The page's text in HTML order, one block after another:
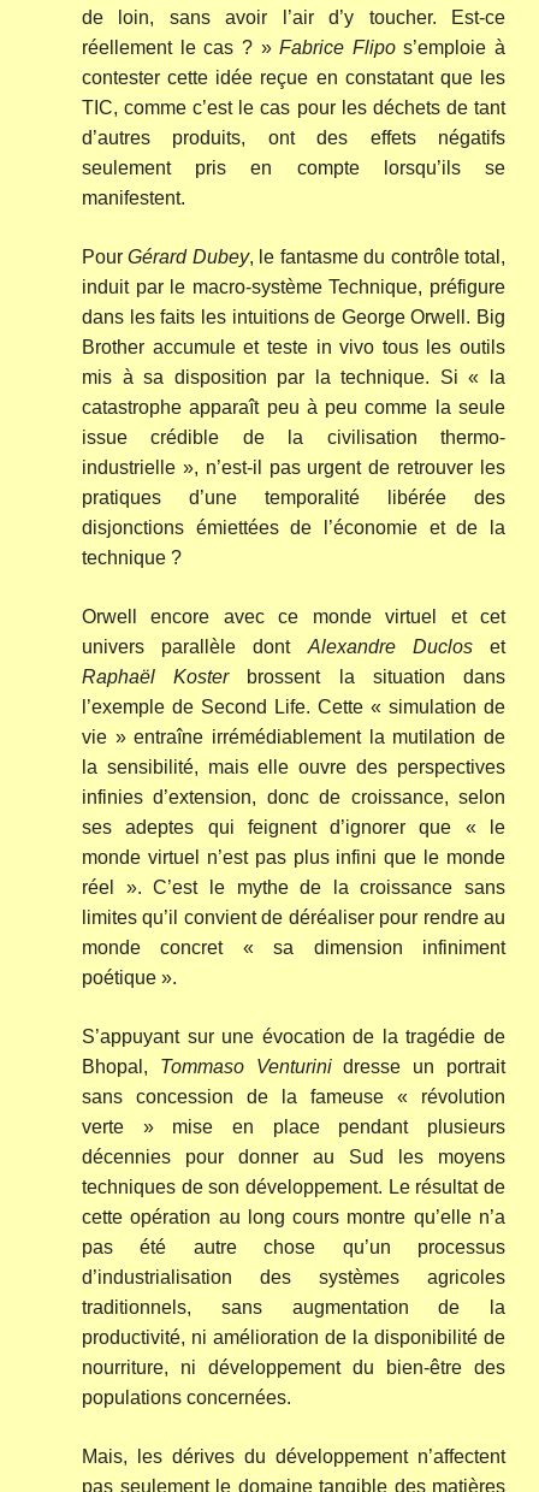
de loin, sans avoir l’air d’y toucher. Est-ce
réellement le cas ? »Fabrice Flipos’emploie à
contester cette idée reçue en constatant que les
TIC, comme c’est le cas pour les déchets de tant
d’autres produits, ont des effets négatifs
seulement pris en compte lorsqu’ils se
manifestent.
PourGérard Dubey, le fantasme du contrôle total,
induit par le macro-système Technique, préfigure
dans les faits les intuitions de George Orwell. Big
Brother accumule et teste in vivo tous les outils
mis à sa disposition par la technique. Si « la
catastrophe apparaît peu à peu comme la seule
issue crédible de la civilisation thermo-
industrielle », n’est-il pas urgent de retrouver les
pratiques d’une temporalité libérée des
disjonctions émiettées de l’économie et de la
technique ?
Orwell encore avec ce monde virtuel et cet
univers parallèle dont Alexandre Ducloset
Raphaël Kosterbrossent la situation dans
l’exemple de Second Life. Cette « simulation de
vie » entraîne irrémédiablement la mutilation de
la sensibilité, mais elle ouvre des perspectives
infinies d’extension, donc de croissance, selon
ses adeptes qui feignent d’ignorer que « le
monde virtuel n’est pas plus infini que le monde
réel ». C’est le mythe de la croissance sans
limites qu’il convient de déréaliser pour rendre au
monde concret « sa dimension infiniment
poétique ».
S’appuyant sur une évocation de la tragédie de
Bhopal, Tommaso Venturinidresse un portrait
sans concession de la fameuse « révolution
verte » mise en place pendant plusieurs
décennies pour donner au Sud les moyens
techniques de son développement. Le résultat de
cette opération au long cours montre qu’elle n’a
pas été autre chose qu’un processus
d’industrialisation des systèmes agricoles
traditionnels, sans augmentation de la
productivité, ni amélioration de la disponibilité de
nourriture, ni développement du bien-être des
populations concernées.
Mais, les dérives du développement n’affectent
pas seulement le domaine tangible des matières